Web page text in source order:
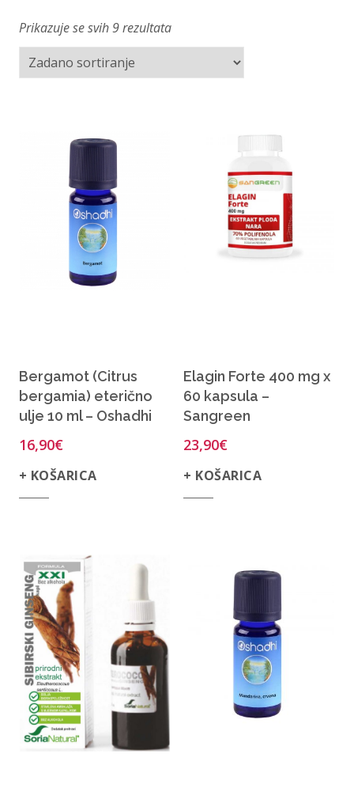
Prikazuje se svih 9 rezultata
Bergamot (Citrus
bergamia) eterično
ulje 10 ml – Oshadhi
16,90€
+ KOŠARICA
Elagin Forte 400 mg x
60 kapsula –
Sangreen
23,90€
+ KOŠARICA